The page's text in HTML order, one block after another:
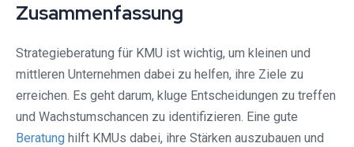
Zusammenfassung
Strategieberatung für KMU ist wichtig, um kleinen und
mittleren Unternehmen dabei zu helfen, ihre Ziele zu
erreichen. Es geht darum, kluge Entscheidungen zu treffen
und Wachstumschancen zu identifizieren. Eine gute
Beratung hilft KMUs dabei, ihre Stärken auszubauen und